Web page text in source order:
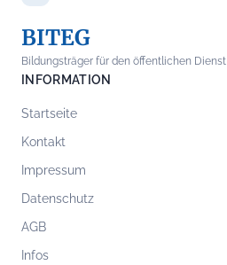
BITEG
Bildungsträger für den öffentlichen Dienst
INFORMATION
Startseite
Kontakt
Impressum
Datenschutz
AGB
Infos